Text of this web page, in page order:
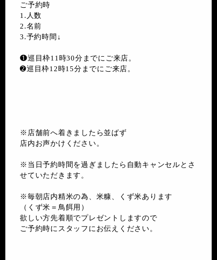
ご予約時
1.人数
2.名前
3.予約時間↓
❶巡目枠11時30分までにご来店。
➋巡目枠12時15分までにご来店。
※店舗前へ着きましたら並ばず
店内お声かけください。
※当日予約時間を過ぎましたら自動キャンセルとさ
せていただきます。
※毎朝店内精米の為、米糠、くず米あります
（くず米＝鳥餌用）
欲しい方先着順でプレゼントしますので
ご予約時にスタッフにお伝えください。